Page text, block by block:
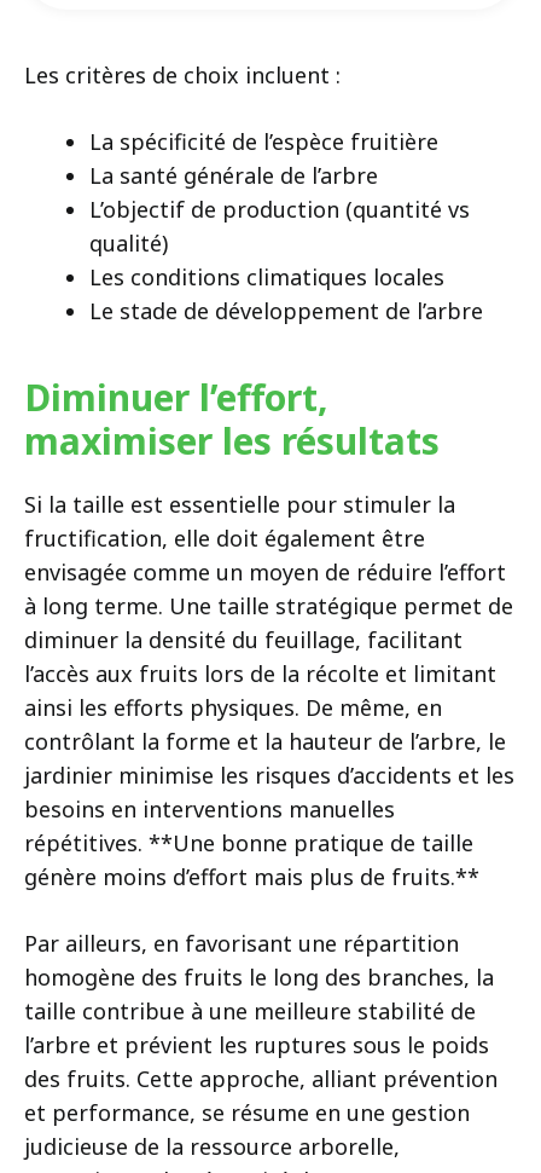
Les critères de choix incluent :
La spécificité de l’espèce fruitière
La santé générale de l’arbre
L’objectif de production (quantité vs
qualité)
Les conditions climatiques locales
Le stade de développement de l’arbre
Diminuer l’effort,
maximiser les résultats
Si la taille est essentielle pour stimuler la
fructification, elle doit également être
envisagée comme un moyen de réduire l’effort
à long terme. Une taille stratégique permet de
diminuer la densité du feuillage, facilitant
l’accès aux fruits lors de la récolte et limitant
ainsi les efforts physiques. De même, en
contrôlant la forme et la hauteur de l’arbre, le
jardinier minimise les risques d’accidents et les
besoins en interventions manuelles
répétitives. **Une bonne pratique de taille
génère moins d’effort mais plus de fruits.**
Par ailleurs, en favorisant une répartition
homogène des fruits le long des branches, la
taille contribue à une meilleure stabilité de
l’arbre et prévient les ruptures sous le poids
des fruits. Cette approche, alliant prévention
et performance, se résume en une gestion
judicieuse de la ressource arborelle,